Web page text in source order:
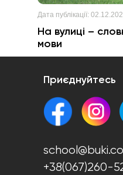
Дата публікації:
На вулиці –
мови
Приєднуйтесь
+38(067)260-